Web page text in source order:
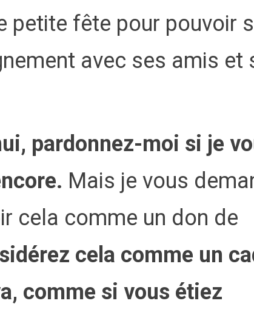
petite fête pour pouvoir
avec ses amis et
pardonnez-moi si je
Mais je vous
cela comme un don de
cela comme un
comme si vous étiez